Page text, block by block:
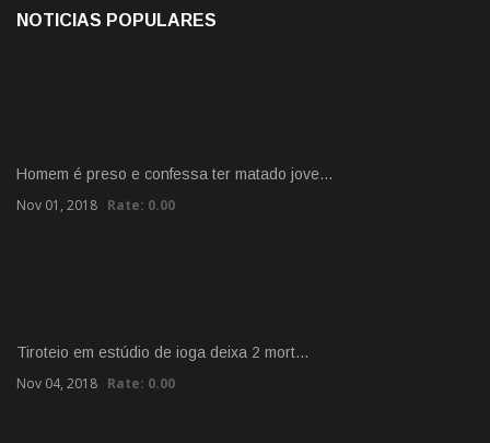
NOTICIAS POPULARES
Homem é preso e confessa ter matado jove…
Nov 01, 2018 Rate: 0.00
Tiroteio em estúdio de ioga deixa 2 mort…
Nov 04, 2018 Rate: 0.00